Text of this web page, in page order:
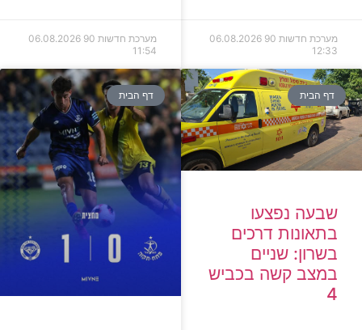
מערכת חדשות 90
06.08.2026
12:33
מערכת חדשות 90
06.08.2026
11:54
דף הבית
שבעה נפצעו
בתאונות דרכים
בשרון: שניים
במצב קשה בכביש
4
דף הבית